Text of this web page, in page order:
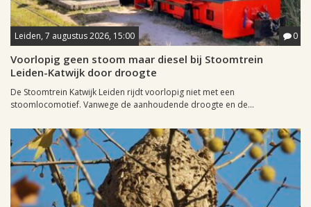
Leiden, 7 augustus 2026, 15:00 0
Voorlopig geen stoom maar diesel bij Stoomtrein
Leiden-Katwijk door droogte
De Stoomtrein Katwijk Leiden rijdt voorlopig niet met een
stoomlocomotief. Vanwege de aanhoudende droogte en de...